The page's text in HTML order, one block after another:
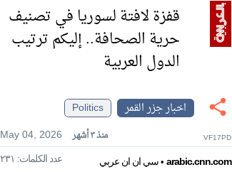
قفزة لافتة لسوريا في تصنيف
حرية الصحافة.. إليكم ترتيب
الدول العربية
اخبار جزر القمر
Politics
May 04, 2026
منذ ٣ أشهر VF17PD
سي ان ان عربي• arabic.cnn.com عدد الكلمات: ٢٣١